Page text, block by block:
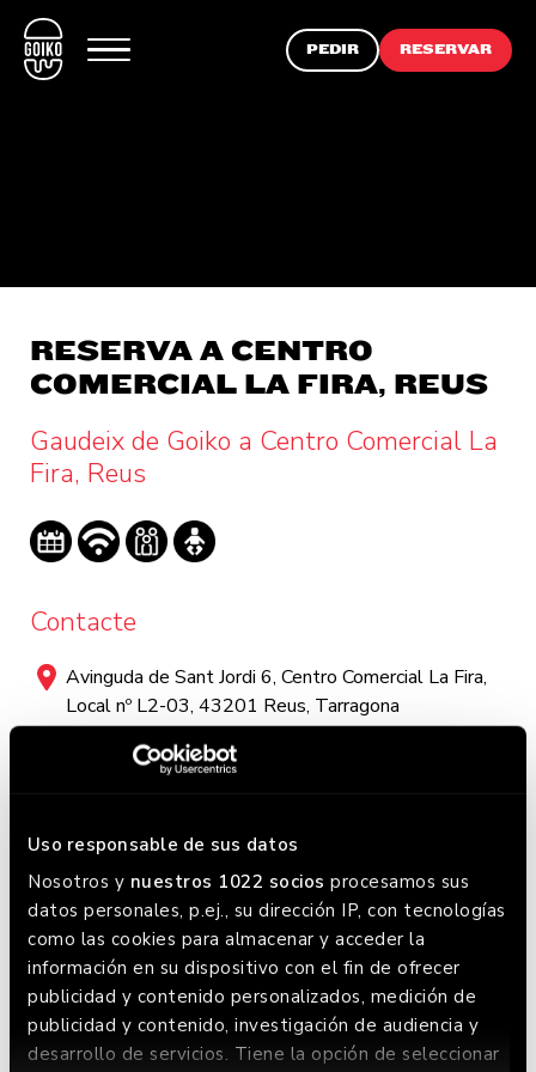
Uso responsable de sus datos
Nosotros y nuestros 1022 socios procesamos sus
datos personales, p.ej., su dirección IP, con tecnologías
como las cookies para almacenar y acceder la
información en su dispositivo con el fin de ofrecer
publicidad y contenido personalizados, medición de
publicidad y contenido, investigación de audiencia y
desarrollo de servicios. Tiene la opción de seleccionar
PEDIR RESERVAR
RESERVA A CENTRO
COMERCIAL LA FIRA, REUS
Gaudeix de Goiko a Centro Comercial La
Fira, Reus
Contacte
Avinguda de Sant Jordi 6, Centro Comercial La Fira,
Local nº L2-03, 43201 Reus, Tarragona
+(34) 877 97 95 21
Lunes a Domingo:
Lunes a Martes: 12:30 - 23:30 / Miércoles a Domingo:
12:00 - 0:00. Este horario puede variar, chequea en
Google donde siempre lo tenemos actualizado.